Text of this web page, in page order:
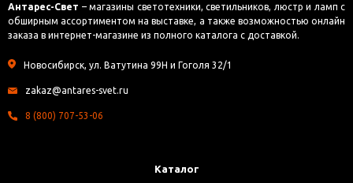
Антарес-Свет – магазины светотехники, светильников, люстр и ламп с
обширным ассортиментом на выставке, а также возможностью онлайн
заказа в интернет-магазине из полного каталога с доставкой.
Новосибирск, ул. Ватутина 99Н и Гоголя 32/1
zakaz@antares-svet.ru
8 (800) 707-53-06
Каталог